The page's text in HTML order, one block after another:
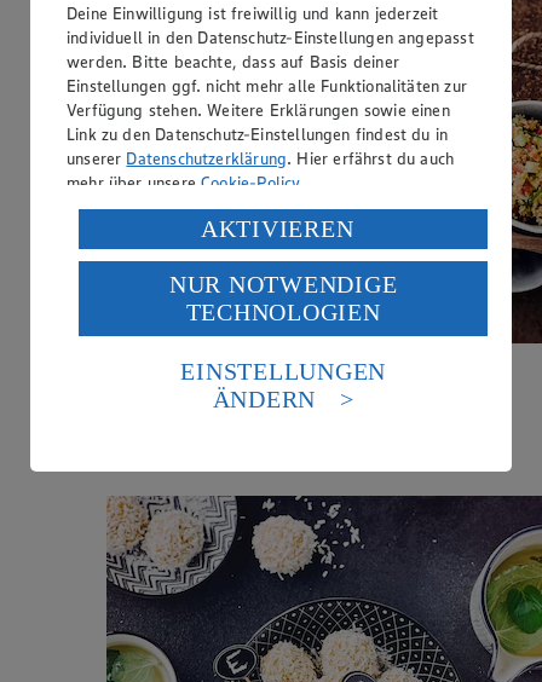
Hähnchen Nuggets
Deine Einwilligung ist freiwillig und kann jederzeit
individuell in den Datenschutz-Einstellungen angepasst
werden. Bitte beachte, dass auf Basis deiner
Einstellungen ggf. nicht mehr alle Funktionalitäten zur
Verfügung stehen. Weitere Erklärungen sowie einen
Link zu den Datenschutz-Einstellungen findest du in
unserer Datenschutzerklärung. Hier erfährst du auch
mehr über unsereCookie-Policy.
Verarbeitung deiner personenbezogenen Daten in den
USA durch Facebook und YouTube:
Wenn du auf „Aktivieren“ klickst, willigst du im Sinne
des Art. 49 Abs. 1 Satz 1 lit. a) DSGVO ein, dass deine
Daten in den USA verarbeitet werden. Der EuGH sieht
die USA als Land mit einem nach europäischen
Standards nicht angemessenen Datenschutzniveau an.
Es besteht das Risiko eines Zugriffs durch US-
Informationen zum Herausgeber der Seite findest du
Impressum
AKTIVIEREN
NUR NOTWENDIGE
TECHNOLOGIEN
EINSTELLUNGEN
ÄNDERN